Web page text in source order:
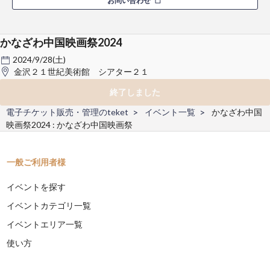
かなざわ中国映画祭2024
2024/9/28(土)
金沢２１世紀美術館 シアター２１
終了しました
電子チケット販売・管理のteket
イベント一覧
かなざわ中国
映画祭2024 : かなざわ中国映画祭
一般ご利用者様
イベントを探す
イベントカテゴリ一覧
イベントエリア一覧
使い方